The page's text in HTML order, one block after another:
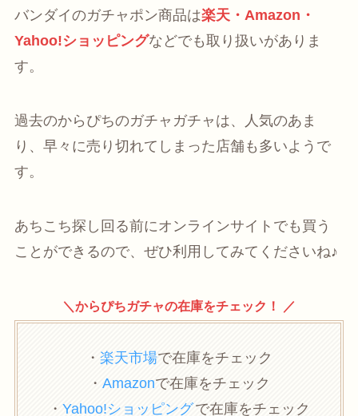
バンダイのガチャポン商品は楽天・Amazon・
Yahoo!ショッピングなどでも取り扱いがありま
す。
過去のからぴちのガチャガチャは、人気のあま
り、早々に売り切れてしまった店舗も多いようで
す。
あちこち探し回る前にオンラインサイトでも買う
ことができるので、ぜひ利用してみてくださいね♪
＼からぴちガチャの在庫をチェック！ ／
・ 楽天市場で在庫をチェック
・ Amazonで在庫をチェック
・ Yahoo!ショッピングで在庫をチェック